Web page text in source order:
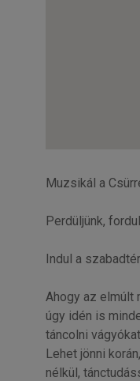
Muzsikál a
Perdüljünk,
Indul a
Ahogy az elmúlt
úgy idén is
táncolni vágyókat.
Lehet jönni
nélkül,